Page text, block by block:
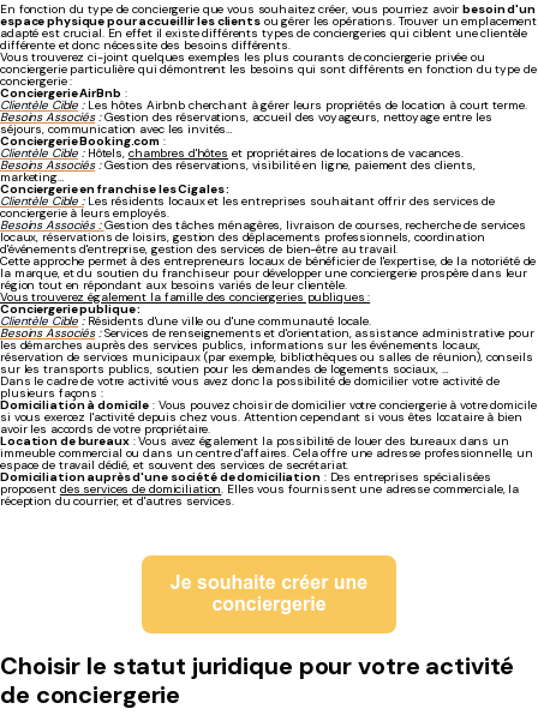
En fonction du type de conciergerie que vous souhaitez créer, vous pourriez avoirbesoin d'un
espace physique pour accueillir les clientsou gérer les opérations. Trouver un emplacement
adapté est crucial. En effet il existe différents types de conciergeries qui ciblent une clientèle
différente et donc nécessite des besoins différents.
Vous trouverez ci-joint quelques exemples les plus courants de conciergerie privée ou
conciergerie particulière qui démontrent les besoins qui sont différents en fonction du type de
conciergerie :
Conciergerie AirBnb :
Clientèle Cible :Les hôtes Airbnb cherchant à gérer leurs propriétés de location à court terme.
Besoins Associés:Gestion des réservations, accueil des voyageurs, nettoyage entre les
séjours, communication avec les invités…
Conciergerie Booking.com :
Clientèle Cible :Hôtels,chambres d'hôtes et propriétaires de locations de vacances.
Besoins Associés:Gestion des réservations, visibilité en ligne, paiement des clients,
marketing…
Conciergerie en franchise les Cigales :
Clientèle Cible :Les résidents locaux et les entreprises souhaitant offrir des services de
conciergerie à leurs employés.
Besoins Associés : Gestion des tâches ménagères, livraison de courses, recherche de services
locaux, réservations de loisirs, gestion des déplacements professionnels, coordination
d'événements d'entreprise, gestion des services de bien-être au travail.
Cette approche permet à des entrepreneurs locaux de bénéficier de l'expertise, de la notoriété de
la marque, et du soutien du franchiseur pour développer une conciergerie prospère dans leur
région tout en répondant aux besoins variés de leur clientèle.
Vous trouverez également la famille des conciergeries publiques :
Conciergerie publique :
Clientèle Cible:Résidents d'une ville ou d'une communauté locale.
Besoins Associés:Services de renseignements et d'orientation, assistance administrative pour
les démarches auprès des services publics, informations sur les événements locaux,
réservation de services municipaux (par exemple, bibliothèques ou salles de réunion), conseils
sur les transports publics, soutien pour les demandes de logements sociaux, …
Dans le cadre de votre activité vous avez donc la possibilité de domicilier votre activité de
plusieurs façons :
Domiciliation à domicile : Vous pouvez choisir de domicilier votre conciergerie à votre domicile
si vous exercez l'activité depuis chez vous. Attention cependant si vous êtes locataire à bien
avoir les accords de votre propriétaire.
Location de bureaux: Vous avez également la possibilité de louer des bureaux dans un
immeuble commercial ou dans un centre d'affaires. Cela offre une adresse professionnelle, un
espace de travail dédié, et souvent des services de secrétariat.
Domiciliation auprès d'une société de domiciliation: Des entreprises spécialisées
proposent des services de domiciliation. Elles vous fournissent une adresse commerciale, la
réception du courrier, et d'autres services.
Choisir le statut juridique pour votre activité
de conciergerie